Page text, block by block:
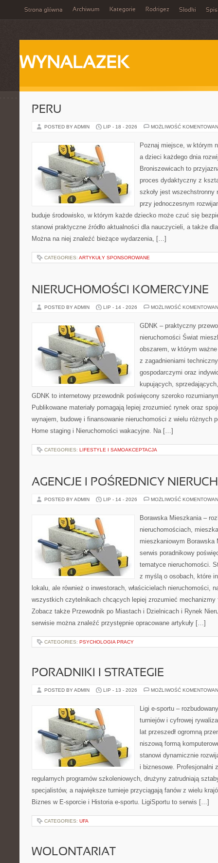
Strona główna Archiwum Kategorie Rodrigez Słodki Spis
WYNALAZEK
PERU
POSTED BY ADMIN LIP - 18 - 2026 MOŻLIWOŚĆ
Poznaj miejsce, w którym
a dzieci każdego dnia
Broniszewicach to
proces dydaktyczny z
szkoły jest wszechstronny
przy jednoczesnym
buduje środowisko, w którym każde dziecko może czuć się
stanowi praktyczne źródło aktualności dla nauczycieli, a także
Można na niej znaleźć bieżące wydarzenia, […]
CATEGORIES: ARTYKUŁY SPONSOROWANE
NIERUCHOMOŚCI KOMERCYJNE
POSTED BY ADMIN LIP - 14 - 2026 MOŻLIWOŚĆ
GDNK – praktyczny
nieruchomości Świat
obszarem, w którym
z zagadnieniami
gospodarczymi oraz
kupujących,
GDNK to internetowy przewodnik poświęcony szeroko
Publikowane materiały pomagają lepiej zrozumieć rynek oraz
wynajem, budowę i finansowanie nieruchomości z wielu różnych
Home staging i Nieruchomości wakacyjne. Na […]
CATEGORIES: LIFESTYLE I SAMOAKCEPTACJA
AGENCJE I POŚREDNICY
POSTED BY ADMIN LIP - 14 - 2026 MOŻLIWOŚĆ
Borawska Mieszkania –
nieruchomościach,
mieszkaniowym Borawska
serwis poradnikowy
tematyce nieruchomości.
z myślą o osobach, które
lokalu, ale również o inwestorach, właścicielach nieruchomości,
wszystkich czytelnikach chcących lepiej zrozumieć mechanizmy
Zobacz także Przewodnik po Miastach i Dzielnicach i Rynek
serwisie można znaleźć przystępnie opracowane artykuły […]
CATEGORIES: PSYCHOLOGIA PRACY
PORADNIKI I STRATEGIE
POSTED BY ADMIN LIP - 13 - 2026 MOŻLIWOŚĆ
Ligi e-sportu –
turniejów i cyfrowej
lat przeszedł ogromną
niszową formą
stanowi dynamicznie
i biznesowe. Profesjonalni
regularnych programów szkoleniowych, drużyny zatrudniają
specjalistów, a największe turnieje przyciągają fanów z wielu
Biznes w E-sporcie i Historia e-sportu. LigiSportu to serwis […]
CATEGORIES: UFA
WOLONTARIAT